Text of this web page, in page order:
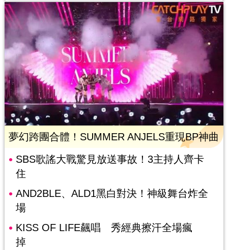
夢幻跨團合體！SUMMER ANJELS重現BP神曲
SBS歌謠大戰驚見放送事故！3主持人齊卡
住
AND2BLE、ALD1黑白對決！神級舞台炸全
場
KISS OF LIFE飆唱 秀經典擦汗全場瘋
掉